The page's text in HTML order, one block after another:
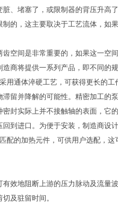
、堵塞了，或限制器的背压升高
的，这主要取决于工艺流体，如
空间是非常重要的，如果这一空
商将提供一系列产品，即不同的
用通体淬硬工艺，可获得更长的
留并降解的可能性。精密加工的
封实际上并不接触轴的表面，
到进口。为便于安装，制造商设
配的加热元件，可供用户选配，
效地阻断上游的压力脉动及流
及驻留时间。